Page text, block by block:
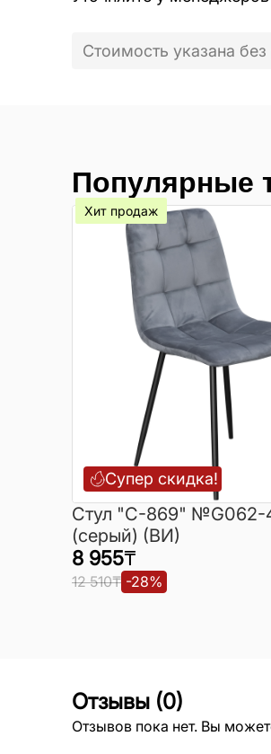
Стоимость указана
Популярные
Супер скидка!
Хит продаж
Cтул "C-869" №G062-
(серый) (ВИ)
8 955₸
12 510₸ -28%
Отзывы (0)
Отзывов пока нет. Вы